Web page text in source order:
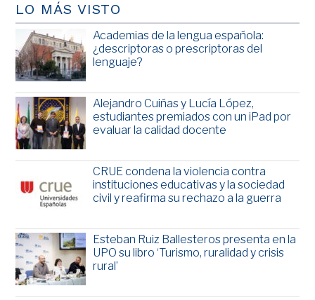
LO MÁS VISTO
Academias de la lengua española:
¿descriptoras o prescriptoras del
lenguaje?
Alejandro Cuiñas y Lucía López,
estudiantes premiados con un iPad por
evaluar la calidad docente
CRUE condena la violencia contra
instituciones educativas y la sociedad
civil y reafirma su rechazo a la guerra
Esteban Ruiz Ballesteros presenta en la
UPO su libro ‘Turismo, ruralidad y crisis
rural’